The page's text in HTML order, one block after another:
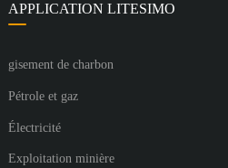
APPLICATION LITESIMO
gisement de charbon
Pétrole et gaz
Électricité
Exploitation minière